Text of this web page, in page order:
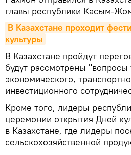
главы республики Касым-
В Казахстане проходит
культуры
В Казахстане пройдут
будут рассмотрены "вопросы
экономического,
инвестиционного
Кроме того, лидеры
церемонии открытия Дней
в Казахстане, где лидеры
сельскохозяйственной